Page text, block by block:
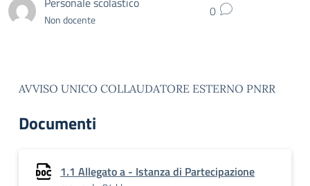
Non docente 0
AVVISO UNICO COLLAUDATORE ESTERNO PNRR
Documenti
1.1 Allegato a - Istanza di Partecipazione